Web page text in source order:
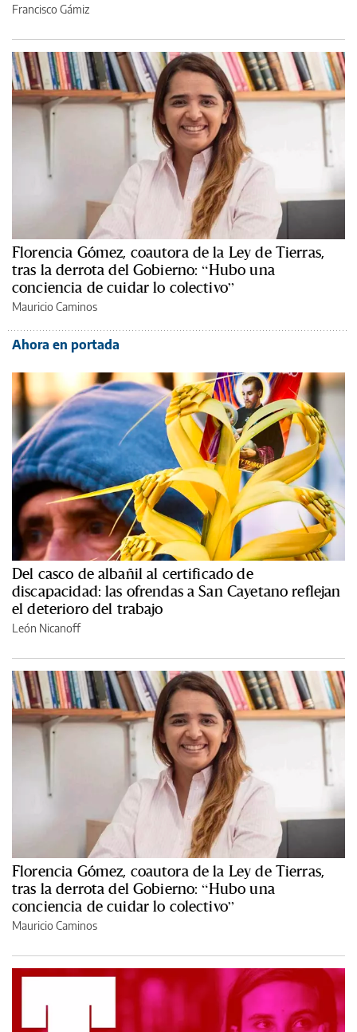
Francisco Gámiz
Florencia Gómez, coautora de la Ley de Tierras,
tras la derrota del Gobierno: “Hubo una
conciencia de cuidar lo colectivo”
Mauricio Caminos
Ahora en portada
Del casco de albañil al certificado de
discapacidad: las ofrendas a San Cayetano reflejan
el deterioro del trabajo
León Nicanoff
Florencia Gómez, coautora de la Ley de Tierras,
tras la derrota del Gobierno: “Hubo una
conciencia de cuidar lo colectivo”
Mauricio Caminos